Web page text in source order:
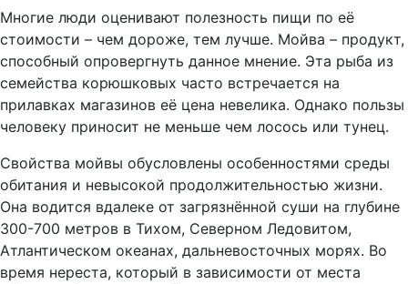
Многие люди оценивают полезность пищи по её
стоимости – чем дороже, тем лучше. Мойва – продукт,
способный опровергнуть данное мнение. Эта рыба из
семейства корюшковых часто встречается на
прилавках магазинов её цена невелика. Однако пользы
человеку приносит не меньше чем лосось или тунец.
Свойства мойвы обусловлены особенностями среды
обитания и невысокой продолжительностью жизни.
Она водится вдалеке от загрязнённой суши на глубине
300-700 метров в Тихом, Северном Ледовитом,
Атлантическом океанах, дальневосточных морях. Во
время нереста, который в зависимости от места